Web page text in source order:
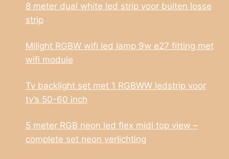
8 meter dual white led strip voor buiten losse
strip
Milight RGBW wifi led lamp 9w e27 fitting met
wifi module
Tv backlight set met 1 RGBWW ledstrip voor
tv’s 50-60 inch
5 meter RGB neon led flex midi top view –
complete set neon verlichting